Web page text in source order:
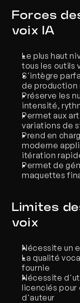
Forces
voix IA
Le plus haut
tous les outils
S'intègre
de production
Préserve les
intensité,
Permet aux
variations de
Prend en
moderne
itération
Permet de
maquettes
Limites
voix
Nécessite un
La qualité
fournie
Nécessite
licenciés pour
d'auteur